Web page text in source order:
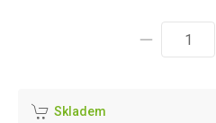
Skladem